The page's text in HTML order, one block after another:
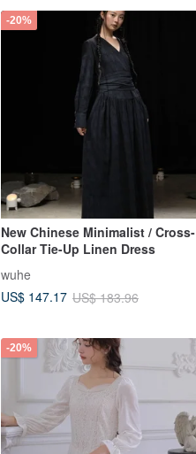
-20%
New Chinese Minimalist / Cross-
Collar Tie-Up Linen Dress
wuhe
US$ 147.17 US$ 183.96
-20%